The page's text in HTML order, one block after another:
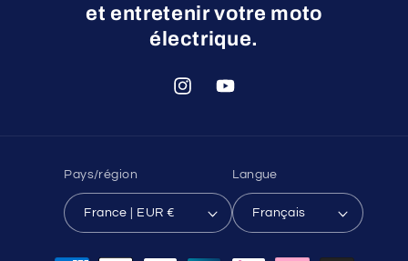
et entretenir votre moto
électrique.
InstagramYouTube
Pays/région
France | EUR €
Langue
Français